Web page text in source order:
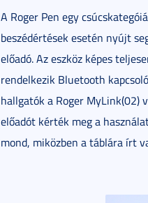
A Roger Pen egy
beszédértések esetén nyújt
előadó. Az eszköz képes
rendelkezik Bluetooth
hallgatók a Roger MyLink(02)
előadót kérték meg a
mond, miközben a táblára írt